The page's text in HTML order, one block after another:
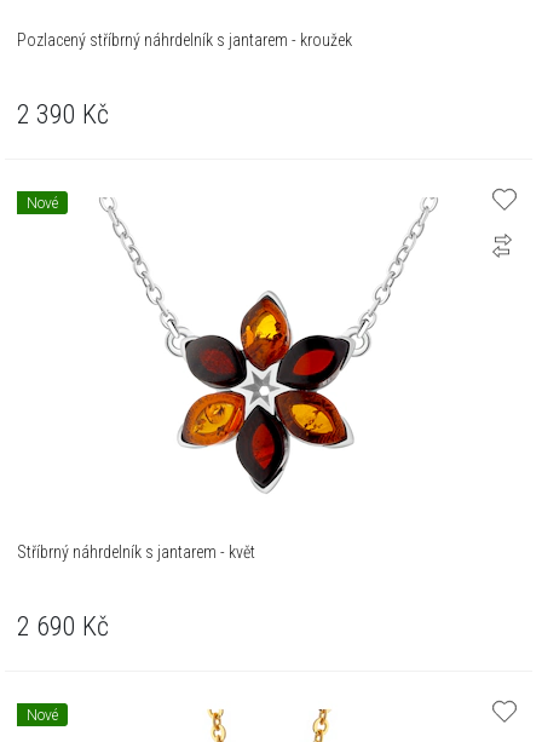
Pozlacený stříbrný náhrdelník s jantarem - kroužek
2 390 Kč
Nové
Stříbrný náhrdelník s jantarem - květ
2 690 Kč
Nové